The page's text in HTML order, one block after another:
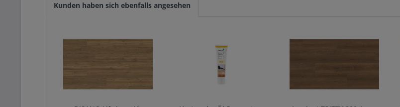
Kunden haben sich ebenfalls angesehen